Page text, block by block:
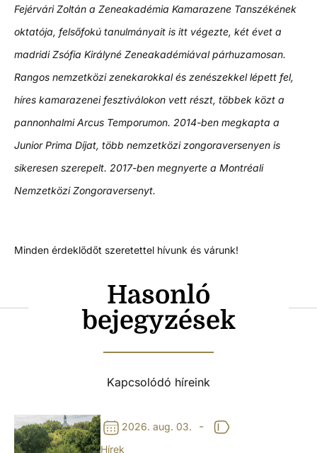
Fejérvári Zoltán a Zeneakadémia Kamarazene Tanszékének
oktatója, felsőfokú tanulmányait is itt végezte, két évet a
madridi Zsófia Királyné Zeneakadémiával párhuzamosan.
Rangos nemzetközi zenekarokkal és zenészekkel lépett fel,
híres kamarazenei fesztiválokon vett részt, többek közt a
pannonhalmi Arcus Temporumon. 2014-ben megkapta a
Junior Prima Díjat, több nemzetközi zongoraversenyen is
sikeresen szerepelt. 2017-ben megnyerte a Montréali
Nemzetközi Zongoraversenyt.
Minden érdeklődőt szeretettel hívunk és várunk!
Hasonló
bejegyzések
Kapcsolódó híreink
2026. aug. 03. -
Hírek